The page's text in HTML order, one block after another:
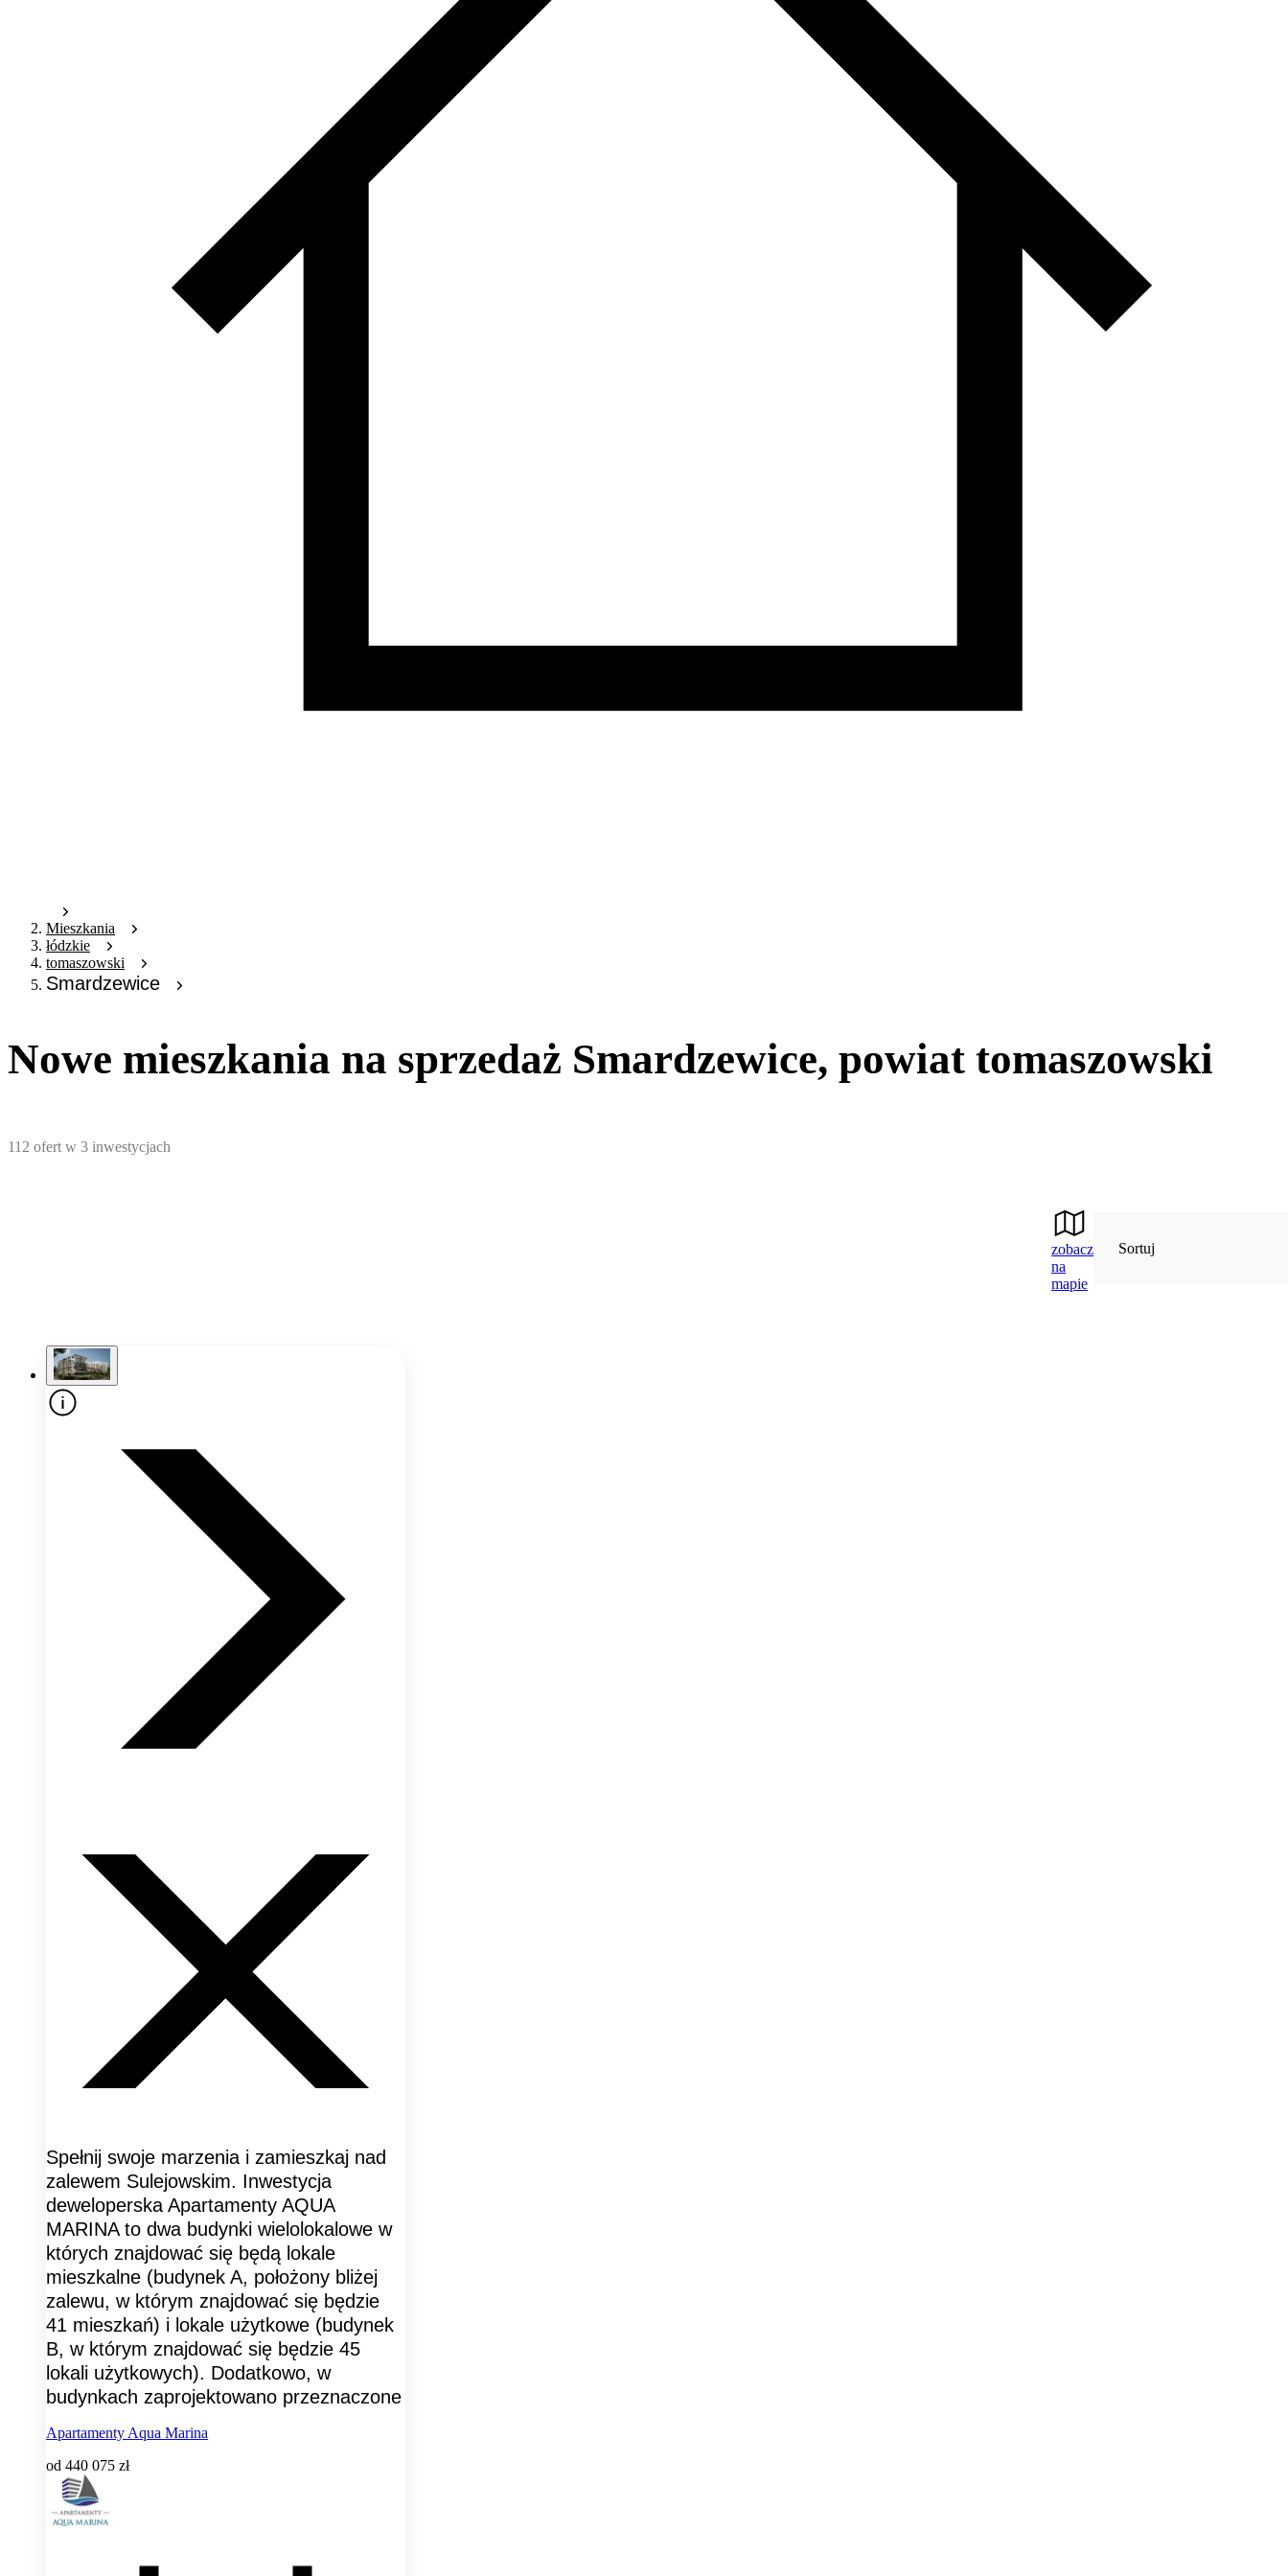
Mieszkania
łódzkie
tomaszowski
Smardzewice
Nowe mieszkania na sprzedaż Smardzewice, powiat tomaszowski
112 ofert w 3 inwestycjach
zobacz
na
mapie
Sortuj
Spełnij swoje marzenia i zamieszkaj nad
zalewem Sulejowskim. Inwestycja
deweloperska Apartamenty AQUA
MARINA to dwa budynki wielolokalowe w
których znajdować się będą lokale
mieszkalne (budynek A, położony bliżej
zalewu, w którym znajdować się będzie
41 mieszkań) i lokale użytkowe (budynek
B, w którym znajdować się będzie 45
lokali użytkowych). Dodatkowo, w
budynkach zaprojektowano przeznaczone
Apartamenty Aqua Marina
od 440 075 zł